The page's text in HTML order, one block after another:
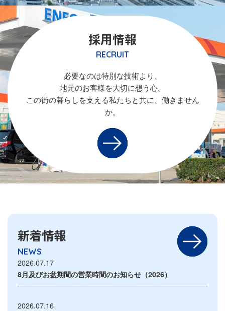
採用情報
RECRUIT
必要なのは特別な技術より、
地元のお客様を大切に想う心。
この街の暮らしを支える私たちと共に、働きません
か。
新着情報
NEWS
2026.07.17
8月及びお盆期間の営業時間のお知らせ（2026）
2026.07.16